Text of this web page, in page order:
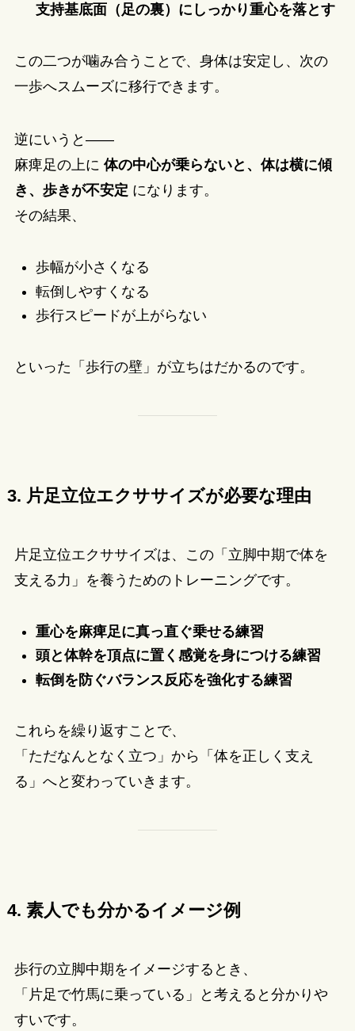
支持基底面（足の裏）にしっかり重心を落とす
この二つが噛み合うことで、身体は安定し、次の
一歩へスムーズに移行できます。
逆にいうと――
麻痺足の上に 体の中心が乗らないと、体は横に傾
き、歩きが不安定 になります。
その結果、
歩幅が小さくなる
転倒しやすくなる
歩行スピードが上がらない
といった「歩行の壁」が立ちはだかるのです。
3. 片足立位エクササイズが必要な理由
片足立位エクササイズは、この「立脚中期で体を
支える力」を養うためのトレーニングです。
重心を麻痺足に真っ直ぐ乗せる練習
頭と体幹を頂点に置く感覚を身につける練習
転倒を防ぐバランス反応を強化する練習
これらを繰り返すことで、
「ただなんとなく立つ」から「体を正しく支え
る」へと変わっていきます。
4. 素人でも分かるイメージ例
歩行の立脚中期をイメージするとき、
「片足で竹馬に乗っている」と考えると分かりや
すいです。